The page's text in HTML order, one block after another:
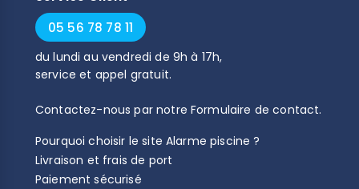
05 56 78 78 11
dulundi au vendredi de 9h à 17h,
service et appel gratuit.
Contactez-nous par notre Formulaire de contact.
Pourquoi choisir le site Alarme piscine ?
Livraison et frais de port
Paiement sécurisé